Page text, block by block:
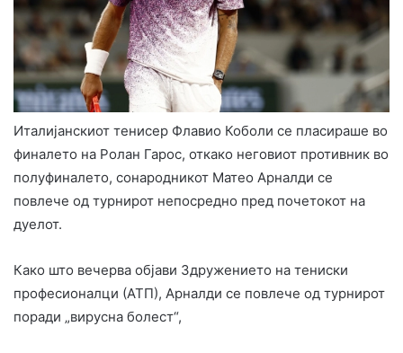
Италијанскиот тенисер Флавио Коболи се пласираше во
финалето на Ролан Гарос, откако неговиот противник во
полуфиналето, сонародникот Матео Арналди се
повлече од турнирот непосредно пред почетокот на
дуелот.
Како што вечерва објави Здружението на тениски
професионалци (АТП), Арналди се повлече од турнирот
поради „вирусна болест“,